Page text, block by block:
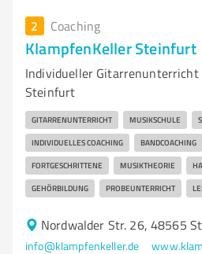
2 Coaching
KlampfenKeller Steinfurt
Individueller Gitarrenunterricht
Steinfurt
GITARRENUNTERRICHT MUSIKSCHULE
INDIVIDUELLES COACHING BANDCOACHING
FORTGESCHRITTENE MUSIKTHEORIE
GEHÖRBILDUNG PROBEUNTERRICHT
Nordwalder Str. 26, 48565
info@klampfenkeller.de